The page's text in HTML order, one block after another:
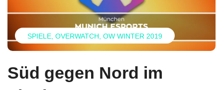
SPIELE OVERWATCH OW WINTER 2019
Süd gegen Nord im